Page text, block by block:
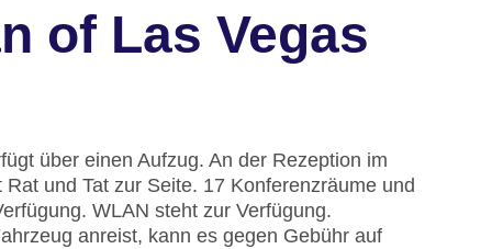
of Las Vegas
über einen Aufzug. An der Rezeption im
und Tat zur Seite. 17 Konferenzräume und
WLAN steht zur Verfügung.
anreist, kann es gegen Gebühr auf